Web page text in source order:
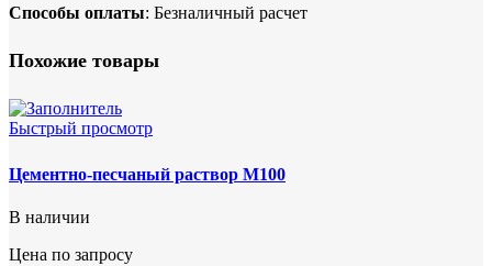
Способы оплаты: Безналичный расчет
Похожие товары
Быстрый просмотр
Цементно-песчаный раствор М100
В наличии
Цена по запросу